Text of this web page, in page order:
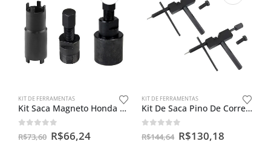
KIT DE FERRAMENTAS
Kit Saca Magneto Honda 125 / 150 E Castelo Dupla 20x24mm
out of 5
R$73,60 R$66,24
KIT DE FERRAMENTAS
Kit De Saca Pino De Corrente De Moto ( Par ) Com Retentor
out of 5
R$144,64 R$130,18